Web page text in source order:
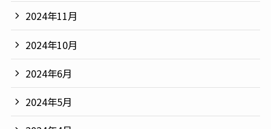
2024年11月
2024年10月
2024年6月
2024年5月